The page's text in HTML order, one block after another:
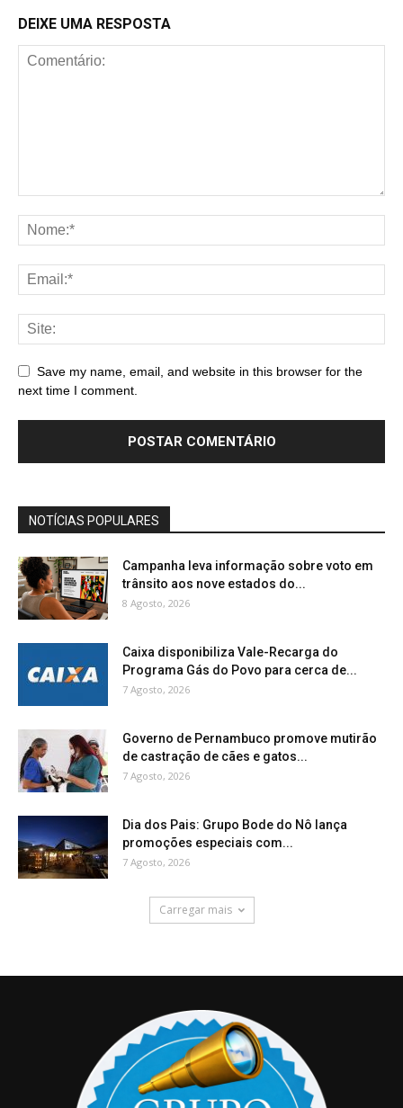
DEIXE UMA RESPOSTA
Save my name, email, and website in this browser for the
next time I comment.
NOTÍCIAS POPULARES
Campanha leva informação sobre voto em
trânsito aos nove estados do...
8 Agosto, 2026
Caixa disponibiliza Vale-Recarga do
Programa Gás do Povo para cerca de...
7 Agosto, 2026
Governo de Pernambuco promove mutirão
de castração de cães e gatos...
7 Agosto, 2026
Dia dos Pais: Grupo Bode do Nô lança
promoções especiais com...
7 Agosto, 2026
Carregar mais